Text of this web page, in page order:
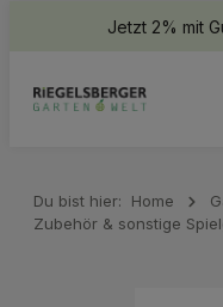
springenJetzt 2% mit
Du bist hier: Home
Zubehör & sonstige